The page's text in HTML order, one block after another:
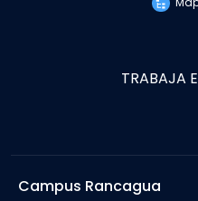
TRABAJA
Campus Rancagua